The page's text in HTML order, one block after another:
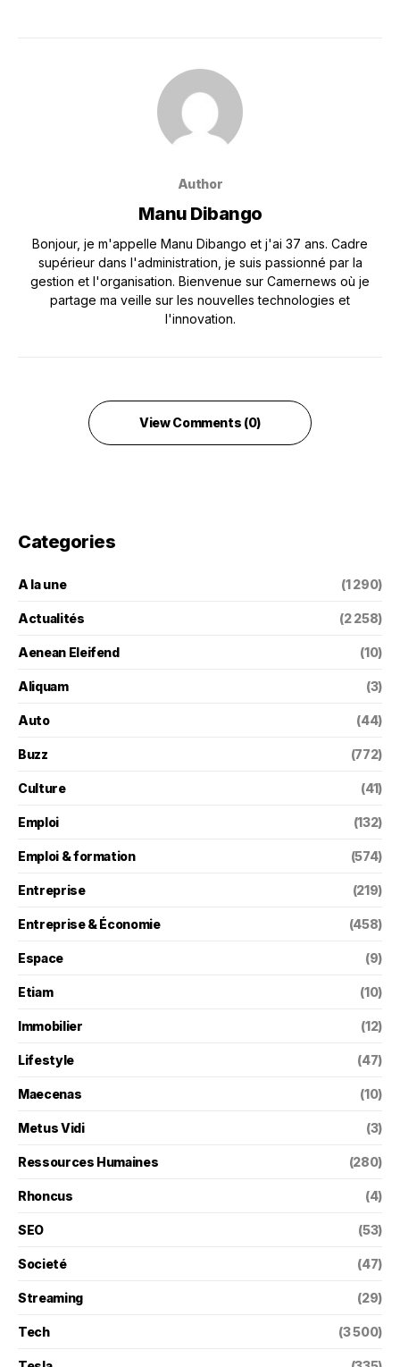
Author
Manu Dibango
Bonjour, je m'appelle Manu Dibango et j'ai 37 ans. Cadre
supérieur dans l'administration, je suis passionné par la
gestion et l'organisation. Bienvenue sur Camernews où je
partage ma veille sur les nouvelles technologies et
l'innovation.
View Comments (0)
Categories
A la une (1 290)
Actualités (2 258)
Aenean Eleifend (10)
Aliquam (3)
Auto (44)
Buzz (772)
Culture (41)
Emploi (132)
Emploi & formation (574)
Entreprise (219)
Entreprise & Économie (458)
Espace (9)
Etiam (10)
Immobilier (12)
Lifestyle (47)
Maecenas (10)
Metus Vidi (3)
Ressources Humaines (280)
Rhoncus (4)
SEO (53)
Societé (47)
Streaming (29)
Tech (3 500)